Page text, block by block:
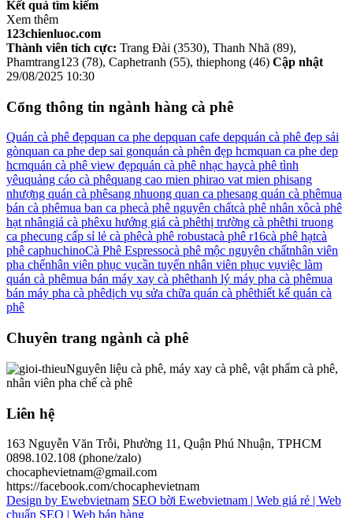
Kết quả tìm kiếm
Xem thêm
123chienluoc.com
Thành viên tích cực: Trang Đài (3530), Thanh Nhã (89),
Phamtrang123 (78), Caphetranh (55), thiephong (46) Cập nhật
29/08/2025 10:30
Cổng thông tin ngành hàng cà phê
Quán cà phê đẹpquan ca phe depquan cafe depquán cà phê đẹp sải
gònquan ca phe dep sai gonquán cà phên đẹp hcmquan ca phe dep
hcmquán cà phê view đẹpquán cà phê nhạc haycà phê tình
yêuquảng cáo cà phêquang cao mien phirao vat mien phisang
nhượng quán cà phêsang nhuong quan ca phesang quán cà phêmua
bán cà phêmua ban ca phecà phê nguyên chấtcà phê nhân xôcà phê
hạt nhângiá cà phêxu hướng giá cà phêthị trường cà phêthi truong
ca phecung cấp sỉ lẻ cà phêcà phê robustacà phê r16cà phê hạtcà
phê caphuchinoCà Phê Espressocà phê mộc nguyên chấtnhân viên
pha chếnhân viên phục vụcần tuyển nhân viên phục vụviệc làm
quán cà phêmua bán máy xay cà phêthanh lý máy pha cà phêmua
bán máy pha cà phêdịch vụ sửa chữa quán cà phêthiết kế quán cà
phê
Chuyên trang ngành cà phê
Nguyên liệu cà phê, máy xay cà phê, vật phẩm cà phê,
nhân viên pha chế cà phê
Liên hệ
163 Nguyễn Văn Trỗi, Phường 11, Quận Phú Nhuận, TPHCM
0898.102.108 (phone/zalo)
chocaphevietnam@gmail.com
https://facebook.com/chocaphevietnam
Design by Ewebvietnam SEO bời Ewebvietnam | Web giá rẻ | Web
chuẩn SEO | Web bán hàng